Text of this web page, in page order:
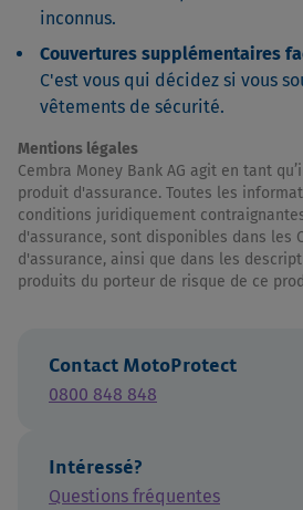
inconnus.
Couvertures supplémentaires
C'est vous qui décidez si vous
vêtements de sécurité.
Mentions légales
Cembra Money Bank AG agit en tant
produit d'assurance. Toutes les
conditions juridiquement
d'assurance, sont disponibles dans les
d'assurance, ainsi que dans les
produits du porteur de risque de ce
Contact MotoProtect
0800 848 848
Intéressé?
Questions fréquentes